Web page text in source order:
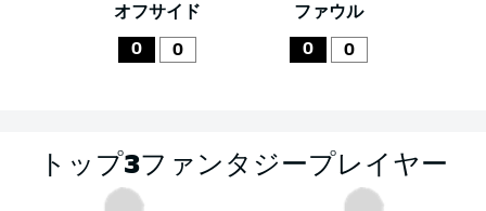
オフサイド
0 0
ファウル
0 0
トップ3ファンタジープレイヤー